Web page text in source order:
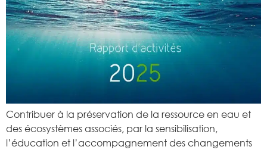
Contribuer à la préservation de la ressource en eau et
des écosystèmes associés, par la sensibilisation,
l’éducation et l’accompagnement des changements